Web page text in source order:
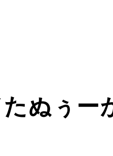
たぬぅ